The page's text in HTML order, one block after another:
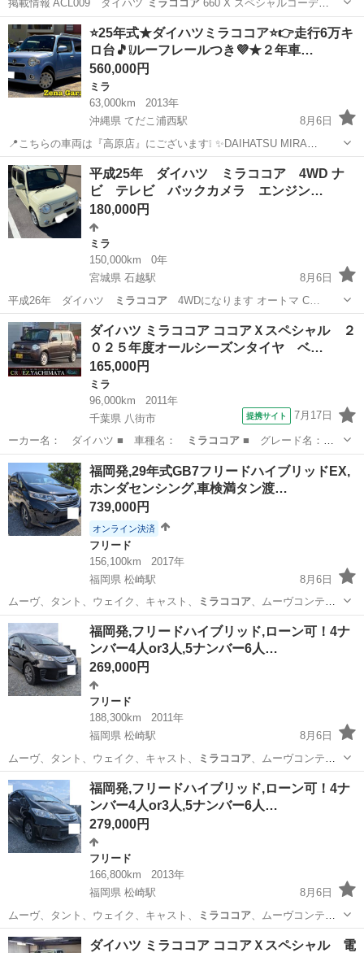
掲載情報 ACL009 ダイハツ ミラココア 660 X スペシャルコーデ
4W…
北海道 旭川市 ミラ ローン
⭐25年式★ダイハツミラココア⭐👉走行6万キ
ロ台🎵❕ルーフレールつき💜★２年車…
560,000円
ミラ
63,000km
2013年
沖縄県 てだこ浦西駅
8月6日
📍こちらの車両は『高原店』にございます❕ ✨DAIHATSU MIRA
COCOA✨ココアプラスXスペシャルコーデ✨ 👉大人気モデル🎵パステ
ルブルーがとっても可愛い低走行車です💙❕ 年式 ２０１３年式 走
行 63...
沖縄 沖縄市 てだこ浦西駅
平成25年 ダイハツ ミラココア 4WD ナ
ビ テレビ バックカメラ エンジン…
180,000円
ミラ
150,000km
0年
宮城県 石越駅
8月6日
平成26年 ダイハツ
ミラココア 4WDになります オートマ C…
宮城 登米市 石越駅
ダイハツ ミラココア ココアＸスペシャル ２
０２５年度オールシーズンタイヤ ベ…
165,000円
ミラ
96,000km
2011年
千葉県 八街市
提携サイト 7月17日
ーカー名： ダイハツ ■ 車種名： ミラココア■ グレード名：
ココアＸスペシャ…
千葉 八街市 ミラ
福岡発,29年式GB7フリードハイブリッドEX,
ホンダセンシング,車検満タン渡…
739,000円
オンライン決済
フリード
156,100km
2017年
福岡県 松崎駅
8月6日
ムーヴ、タント、ウェイク、キャスト、
ミラココア、ムーヴコンテ、
ミラジーノ、ワゴンR…
福岡 小郡市 松崎駅 フリード 車両
福岡発,フリードハイブリッド,ローン可！4ナ
ンバー4人or3人,5ナンバー6人…
269,000円
フリード
188,300km
2011年
福岡県 松崎駅
8月6日
ムーヴ、タント、ウェイク、キャスト、
ミラココア、ムーヴコンテ、
ミラジーノ、ワゴンR…
福岡 小郡市 松崎駅 フリード 車両
福岡発,フリードハイブリッド,ローン可！4ナ
ンバー4人or3人,5ナンバー6人…
279,000円
フリード
166,800km
2013年
福岡県 松崎駅
8月6日
ムーヴ、タント、ウェイク、キャスト、
ミラココア、ムーヴコンテ、
ミラジーノ、ワゴンR…
福岡 小郡市 松崎駅
ダイハツ ミラココア ココアＸスペシャル 電